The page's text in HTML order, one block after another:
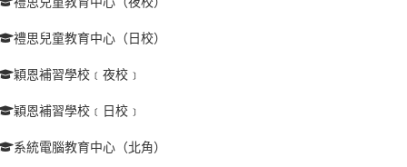
禮思兒童教育中心（日校）
穎恩補習學校﹝夜校﹞
穎恩補習學校﹝日校﹞
系統電腦教育中心（北角）